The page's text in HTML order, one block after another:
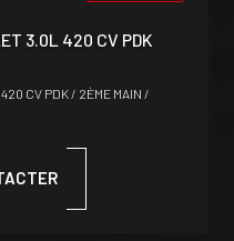
3.0L 420 CV PDK
CV PDK / 2ÈME MAIN /